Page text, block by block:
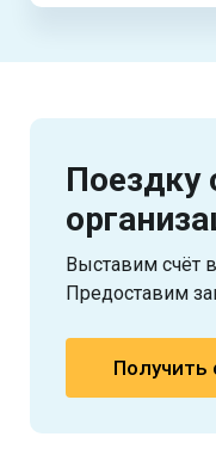
Поездку
Выставим счёт
Предоставим
Получить